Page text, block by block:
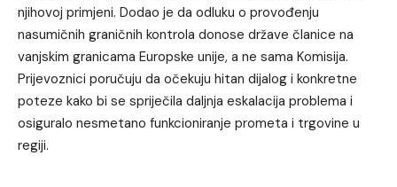
njihovoj primjeni. Dodao je da odluku o provođenju
nasumičnih graničnih kontrola donose države članice na
vanjskim granicama Europske unije, a ne sama Komisija.
Prijevoznici poručuju da očekuju hitan dijalog i konkretne
poteze kako bi se spriječila daljnja eskalacija problema i
osiguralo nesmetano funkcioniranje prometa i trgovine u
regiji.